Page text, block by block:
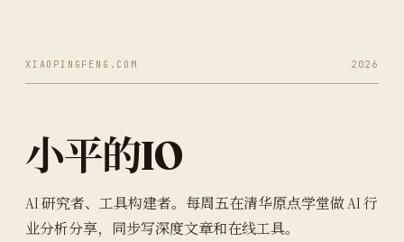
XIAOPINGFENG.COM 2026
小平的IO
AI 研究者、工具构建者。每周五在清华原点学堂做 AI 行
业分析分享，同步写深度文章和在线工具。